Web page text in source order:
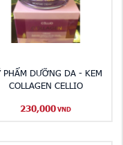
PHẨM DƯỠNG DA - KEM
COLLAGEN CELLIO
230,000 VND